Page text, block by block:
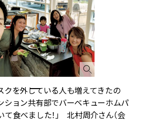
クを外している人も増えてきたの
ション共有部でバーベキューホムパ
て食べました！」 北村周介さん（会